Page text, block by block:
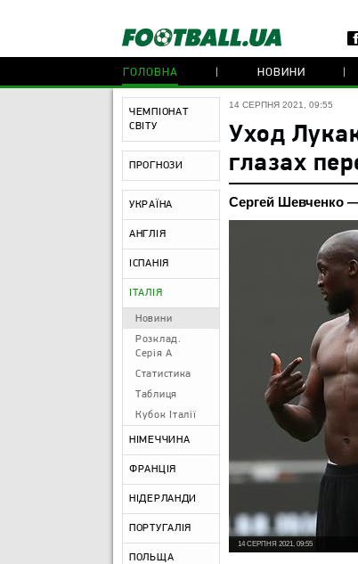
ГОЛОВНА НОВИНИ
ЧЕМПІОНАТ
СВІТУ
ПРОГНОЗИ
УКРАЇНА
АНГЛІЯ
ІСПАНІЯ
ІТАЛІЯ
Новини
Розклад.
Серія А
Статистика
Таблиця
Кубок Італії
НІМЕЧЧИНА
ФРАНЦІЯ
НІДЕРЛАНДИ
ПОРТУГАЛІЯ
ПОЛЬЩА
14 СЕРПНЯ 2021, 09:55
Уход
глазах
Сергей Шевченко
14 СЕРПНЯ 2021, 09:55